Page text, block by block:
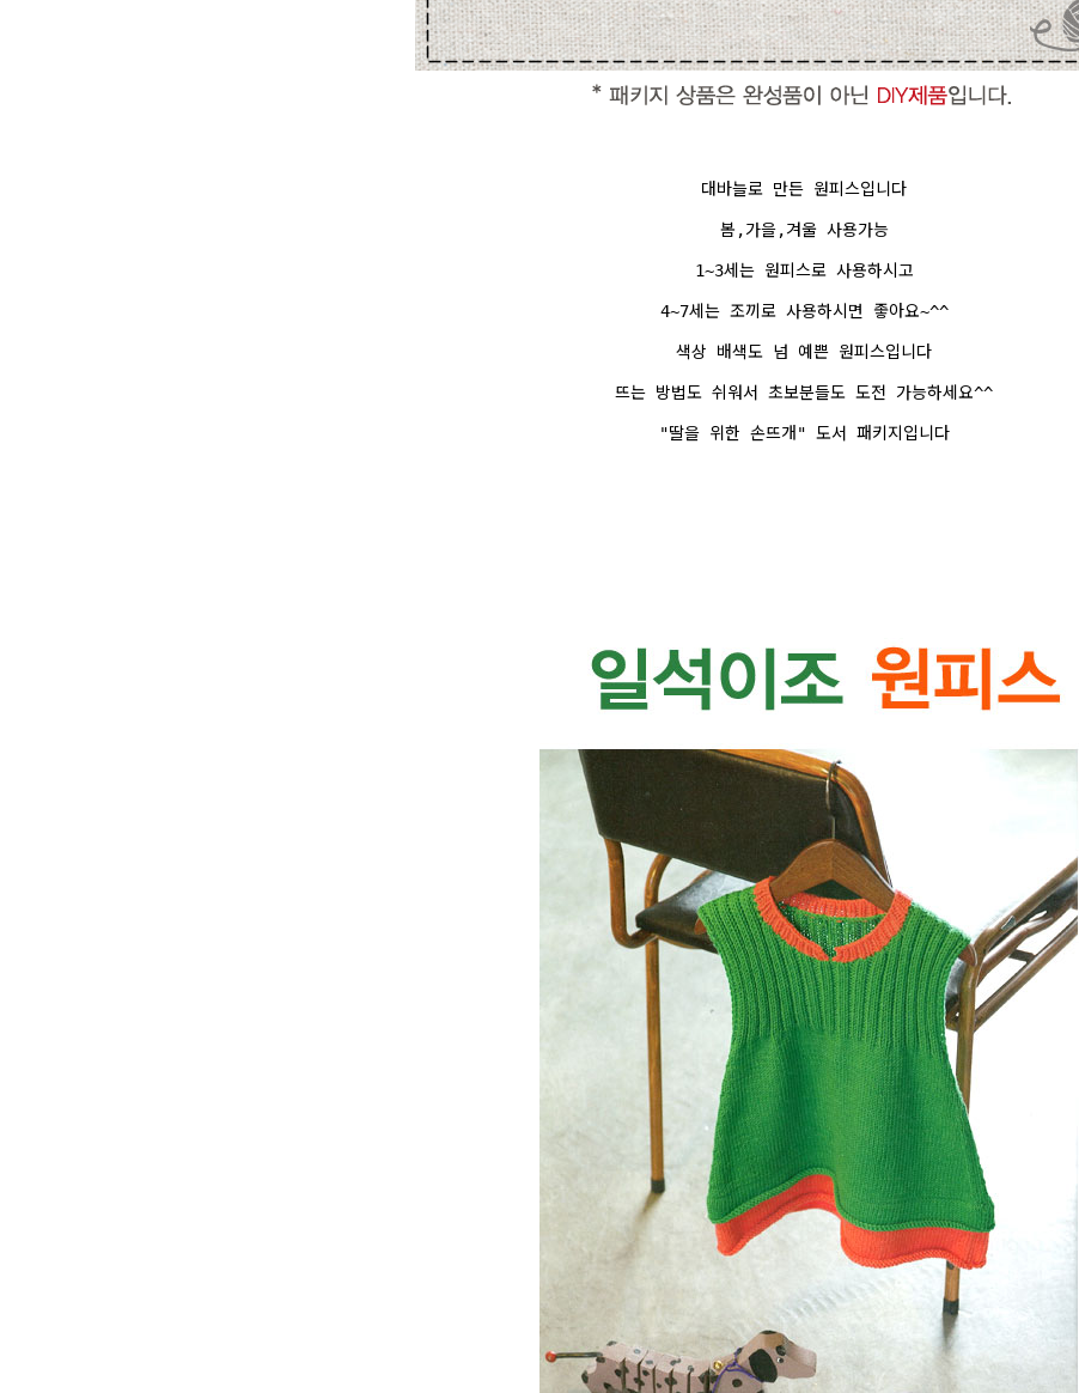
대바늘로 만든 원피스입니다
봄,가을,겨울 사용가능
1~3세는 원피스로 사용하시고
4~7세는 조끼로 사용하시면 좋아요~^^
색상 배색도 넘 예쁜 원피스입니다
뜨는 방법도 쉬워서 초보분들도 도전 가능하세요^^
"딸을 위한 손뜨개" 도서 패키지입니다